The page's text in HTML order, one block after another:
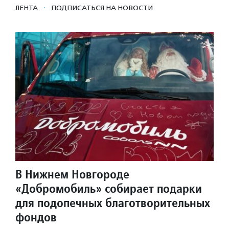
ЛЕНТА · ПОДПИСАТЬСЯ НА НОВОСТИ
В Нижнем Новгороде
«Добромобиль» собирает подарки
для подопечных благотворительных
фондов